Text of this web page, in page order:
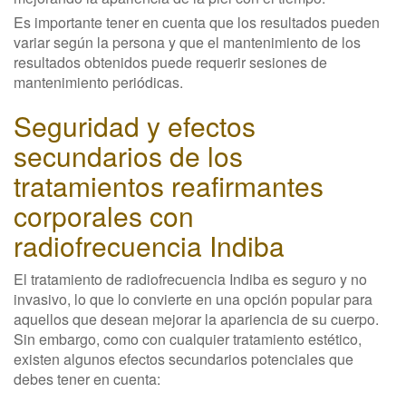
Es importante tener en cuenta que los resultados pueden
variar según la persona y que el mantenimiento de los
resultados obtenidos puede requerir sesiones de
mantenimiento periódicas.
Seguridad y efectos
secundarios de los
tratamientos reafirmantes
corporales con
radiofrecuencia Indiba
El tratamiento de radiofrecuencia Indiba es seguro y no
invasivo, lo que lo convierte en una opción popular para
aquellos que desean mejorar la apariencia de su cuerpo.
Sin embargo, como con cualquier tratamiento estético,
existen algunos efectos secundarios potenciales que
debes tener en cuenta: